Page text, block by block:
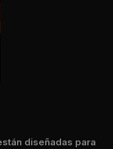
diseñadas para